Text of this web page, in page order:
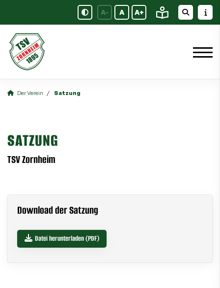
A- A A+
Der Verein Satzung
SATZUNG
TSV Zornheim
Download der Satzung
Datei herunterladen (PDF)